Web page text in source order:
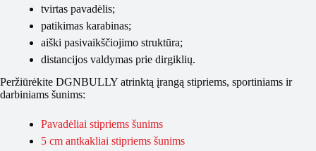
tvirtas pavadėlis;
patikimas karabinas;
aiški pasivaikščiojimo struktūra;
distancijos valdymas prie dirgiklių.
Peržiūrėkite DGNBULLY atrinktą įrangą stipriems, sportiniams ir
darbiniams šunims:
Pavadėliai stipriems šunims
5 cm antkakliai stipriems šunims